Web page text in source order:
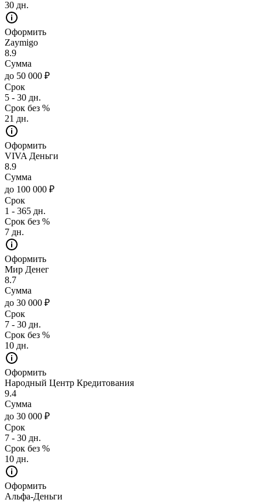
30 дн.
Оформить
Zaymigo
8.9
Сумма
до 50 000 ₽
Срок
5 - 30 дн.
Срок без %
21 дн.
Оформить
VIVA Деньги
8.9
Сумма
до 100 000 ₽
Срок
1 - 365 дн.
Срок без %
7 дн.
Оформить
Мир Денег
8.7
Сумма
до 30 000 ₽
Срок
7 - 30 дн.
Срок без %
10 дн.
Оформить
Народный Центр Кредитования
9.4
Сумма
до 30 000 ₽
Срок
7 - 30 дн.
Срок без %
10 дн.
Оформить
Альфа-Деньги